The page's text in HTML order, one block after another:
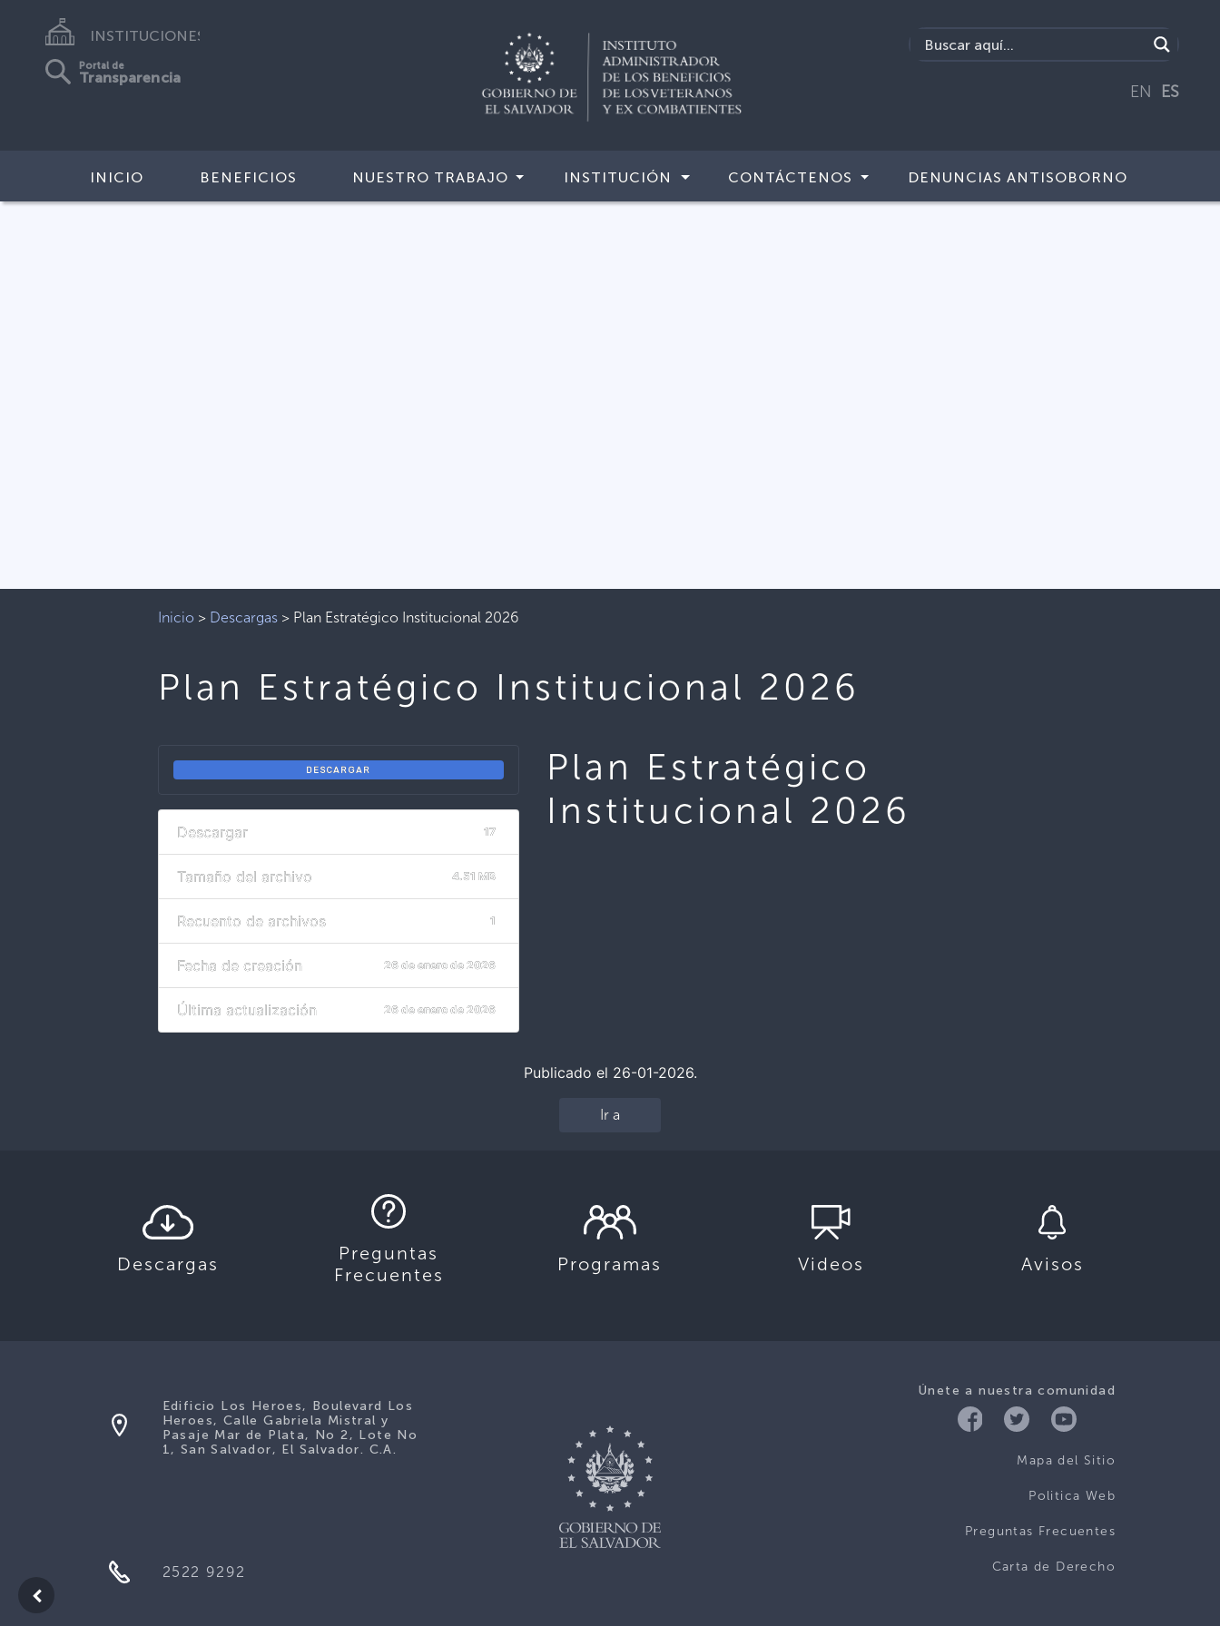
INSTITUCIONES
Portal de
Transparencia
EN ES
INICIO BENEFICIOS NUESTRO TRABAJO INSTITUCIÓN CONTÁCTENOS DENUNCIAS ANTISOBORNO
Inicio > Descargas > Plan Estratégico Institucional 2026
Plan Estratégico Institucional 2026
DESCARGAR
Descargar 17
Tamaño del archivo 4.51 MB
Recuento de archivos 1
Fecha de creación 26 de enero de 2026
Última actualización 26 de enero de 2026
Plan Estratégico
Institucional 2026
Publicado el 26-01-2026.
Ir a
Descargas
Preguntas
Frecuentes
Programas Videos Avisos
Únete a nuestra comunidad
Mapa del Sitio
Politica Web
Preguntas Frecuentes
Carta de Derecho
Edificio Los Heroes, Boulevard Los
Heroes, Calle Gabriela Mistral y
Pasaje Mar de Plata, No 2, Lote No
1, San Salvador, El Salvador. C.A.
2522 9292